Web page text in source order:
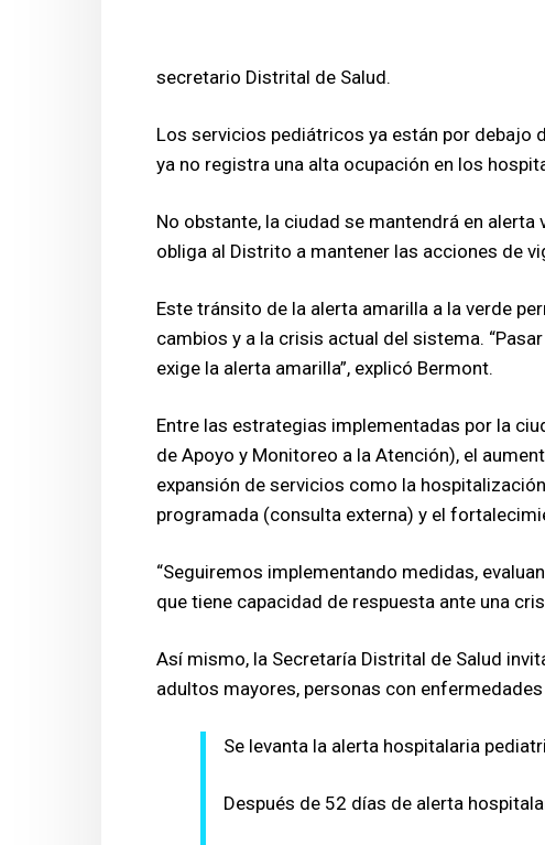
secretario Distrital de Salud.
Los servicios pediátricos ya están por debajo
ya no registra una alta ocupación en los
No obstante, la ciudad se mantendrá en
obliga al Distrito a mantener las acciones de
Este tránsito de la alerta amarilla a la verde
cambios y a la crisis actual del sistema.
exige la alerta amarilla”, explicó Bermont.
Entre las estrategias implementadas por la
de Apoyo y Monitoreo a la Atención), el
expansión de servicios como la
programada (consulta externa) y el
“Seguiremos implementando medidas,
que tiene capacidad de respuesta ante una
Así mismo, la Secretaría Distrital de Salud
adultos mayores, personas con
Se levanta la alerta hospitalaria
Después de 52 días de alerta